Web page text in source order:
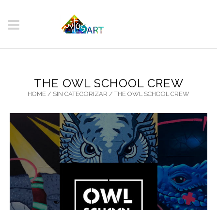
THE OWL SCHOOL CREW
HOME / SIN CATEGORIZAR / THE OWL SCHOOL CREW